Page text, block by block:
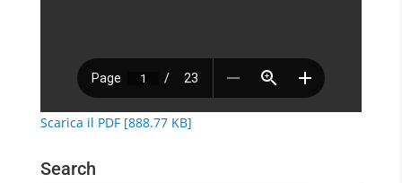
Scarica il PDF [888.77 KB]
Search